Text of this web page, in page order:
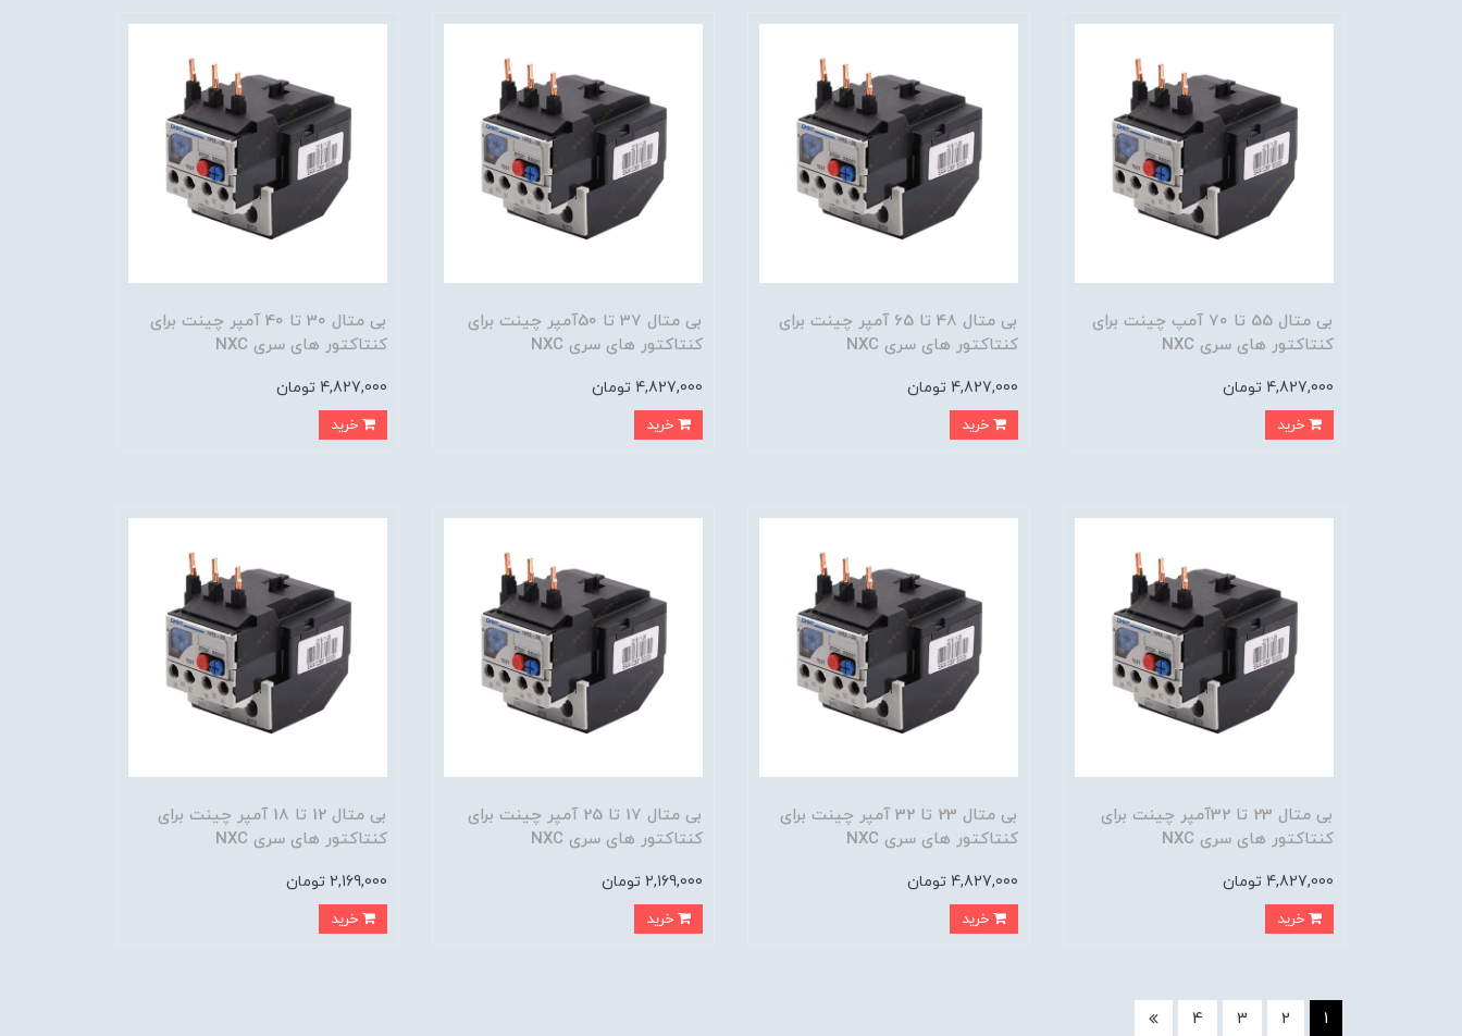
بی متال 55 تا 70 آمپ چینت برای
کنتاکتور های سری NXC
4,827,000 تومان
بی متال 48 تا 65 آمپر چینت برای
کنتاکتور های سری NXC
4,827,000 تومان
بی متال 37 تا 50آمپر چینت برای
کنتاکتور های سری NXC
4,827,000 تومان
بی متال 30 تا 40 آمپر چینت برای
کنتاکتور های سری NXC
4,827,000 تومان
بی متال 23 تا 32آمپر چینت برای
کنتاکتور های سری NXC
4,827,000 تومان
بی متال 23 تا 32 آمپر چینت برای
کنتاکتور های سری NXC
4,827,000 تومان
بی متال 17 تا 25 آمپر چینت برای
کنتاکتور های سری NXC
2,169,000 تومان
بی متال 12 تا 18 آمپر چینت برای
کنتاکتور های سری NXC
2,169,000 تومان
1
2
3
4